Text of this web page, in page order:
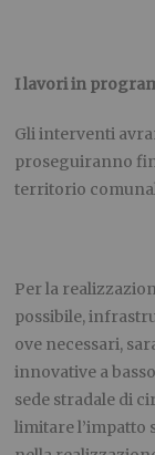
I lavori in
Gli interventi
proseguiranno
territorio
Per la
possibile,
ove necessari,
innovative a
sede stradale di
limitare l’impatto